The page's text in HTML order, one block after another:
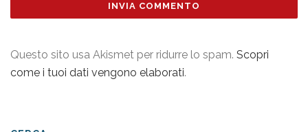
Questo sito usa Akismet per ridurre lo spam. Scopri
come i tuoi dati vengono elaborati.